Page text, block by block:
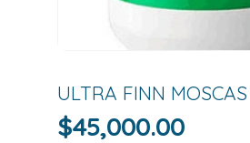
ULTRA FINN MOSCAS
$45,000.00